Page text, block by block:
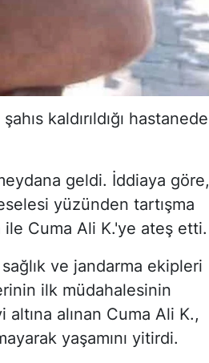
kaldırıldığı hastanede
geldi. İddiaya göre,
yüzünden tartışma
ile Cuma Ali K.'ye ateş etti.
ve jandarma ekipleri
ilk müdahalesinin
altına alınan Cuma Ali K.,
yaşamını yitirdi.